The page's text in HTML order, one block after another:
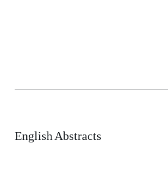
English Abstracts